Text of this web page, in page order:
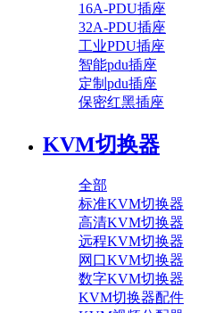
16A-PDU插座
32A-PDU插座
工业PDU插座
智能pdu插座
定制pdu插座
保密红黑插座
KVM切换器
全部
标准KVM切换器
高清KVM切换器
远程KVM切换器
网口KVM切换器
数字KVM切换器
KVM切换器配件